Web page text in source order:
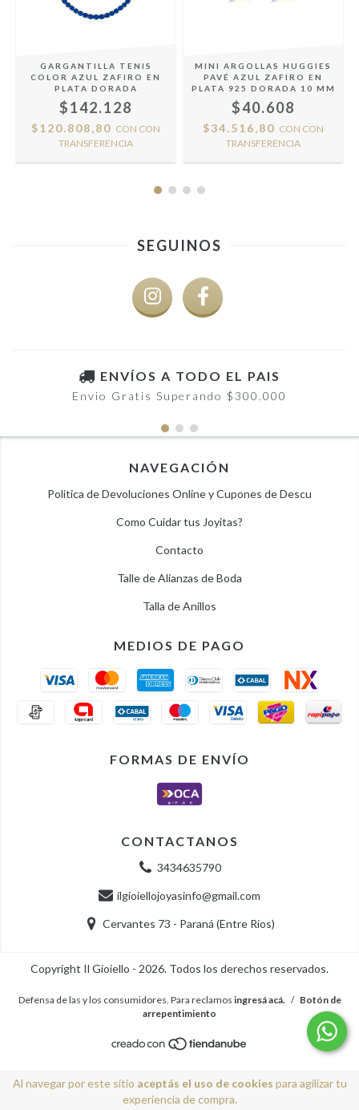
Al navegar por este sitio aceptás el uso de cookies para agilizar tu
experiencia de compra.
GARGANTILLA TENIS
COLOR AZUL ZAFIRO EN
PLATA DORADA
$142.128
$120.808,80 CON CON
TRANSFERENCIA
MINI ARGOLLAS HUGGIES
PAVÉ AZUL ZAFIRO EN
PLATA 925 DORADA 10 MM
$40.608
$34.516,80 CON CON
TRANSFERENCIA
SEGUINOS
ENVÍOS A TODO EL PAIS
Envio Gratis Superando $300.000
NAVEGACIÓN
Politica de Devoluciones Online y Cupones de Descu
Como Cuidar tus Joyitas?
Contacto
Talle de Alianzas de Boda
Talla de Anillos
MEDIOS DE PAGO
FORMAS DE ENVÍO
CONTACTANOS
3434635790
ilgioiellojoyasinfo@gmail.com
Cervantes 73 - Paraná (Entre Rios)
Copyright Il Gioiello - 2026. Todos los derechos reservados.
Defensa de las y los consumidores. Para reclamos ingresá acá. / Botón de
arrepentimiento